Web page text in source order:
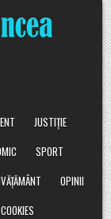
JUSTIȚIE
SPORT
OPINII
COOKIES